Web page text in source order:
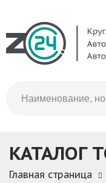
КАТАЛОГ
Главная страница